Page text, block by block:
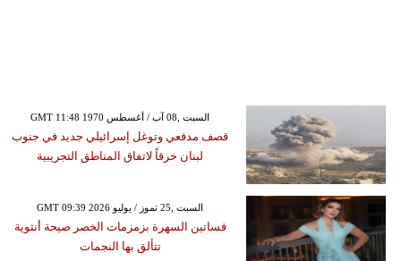
GMT 11:48 1970 السبت ,08 آب / أغسطس
قصف مدفعي وتوغل إسرائيلي جديد في جنوب
لبنان خرقاً لاتفاق المناطق التجريبية
GMT 09:39 2026 السبت ,25 تموز / يوليو
فساتين السهرة بزمزمات الخصر صيحة أنثوية
تتألق بها النجمات